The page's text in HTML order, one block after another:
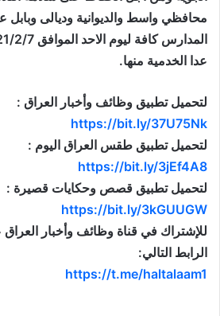
محافظي واسط والديوانية وديالى
عدا الخدمية منها.
لتحميل تطبيق وظائف وأخبار العراق :
https://bit.ly/37U75Nk
لتحميل تطبيق طقس العراق اليوم :
https://bit.ly/3jEf4A8
لتحميل تطبيق قصص وحكايات قصيرة :
https://bit.ly/3kGUUGW
للإشتراك في قناة وظائف وأخبار
الرابط التالي:
https://t.me/haltalaam1